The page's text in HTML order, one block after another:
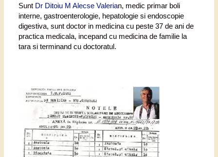
Sunt Dr Ditoiu M Alecse Valerian, medic primar boli
interne, gastroenterologie, hepatologie si endoscopie
digestiva, sunt doctor in medicina cu peste 37 de ani de
practica medicala, incepand cu medicina de familie la
tara si terminand cu doctoratul.